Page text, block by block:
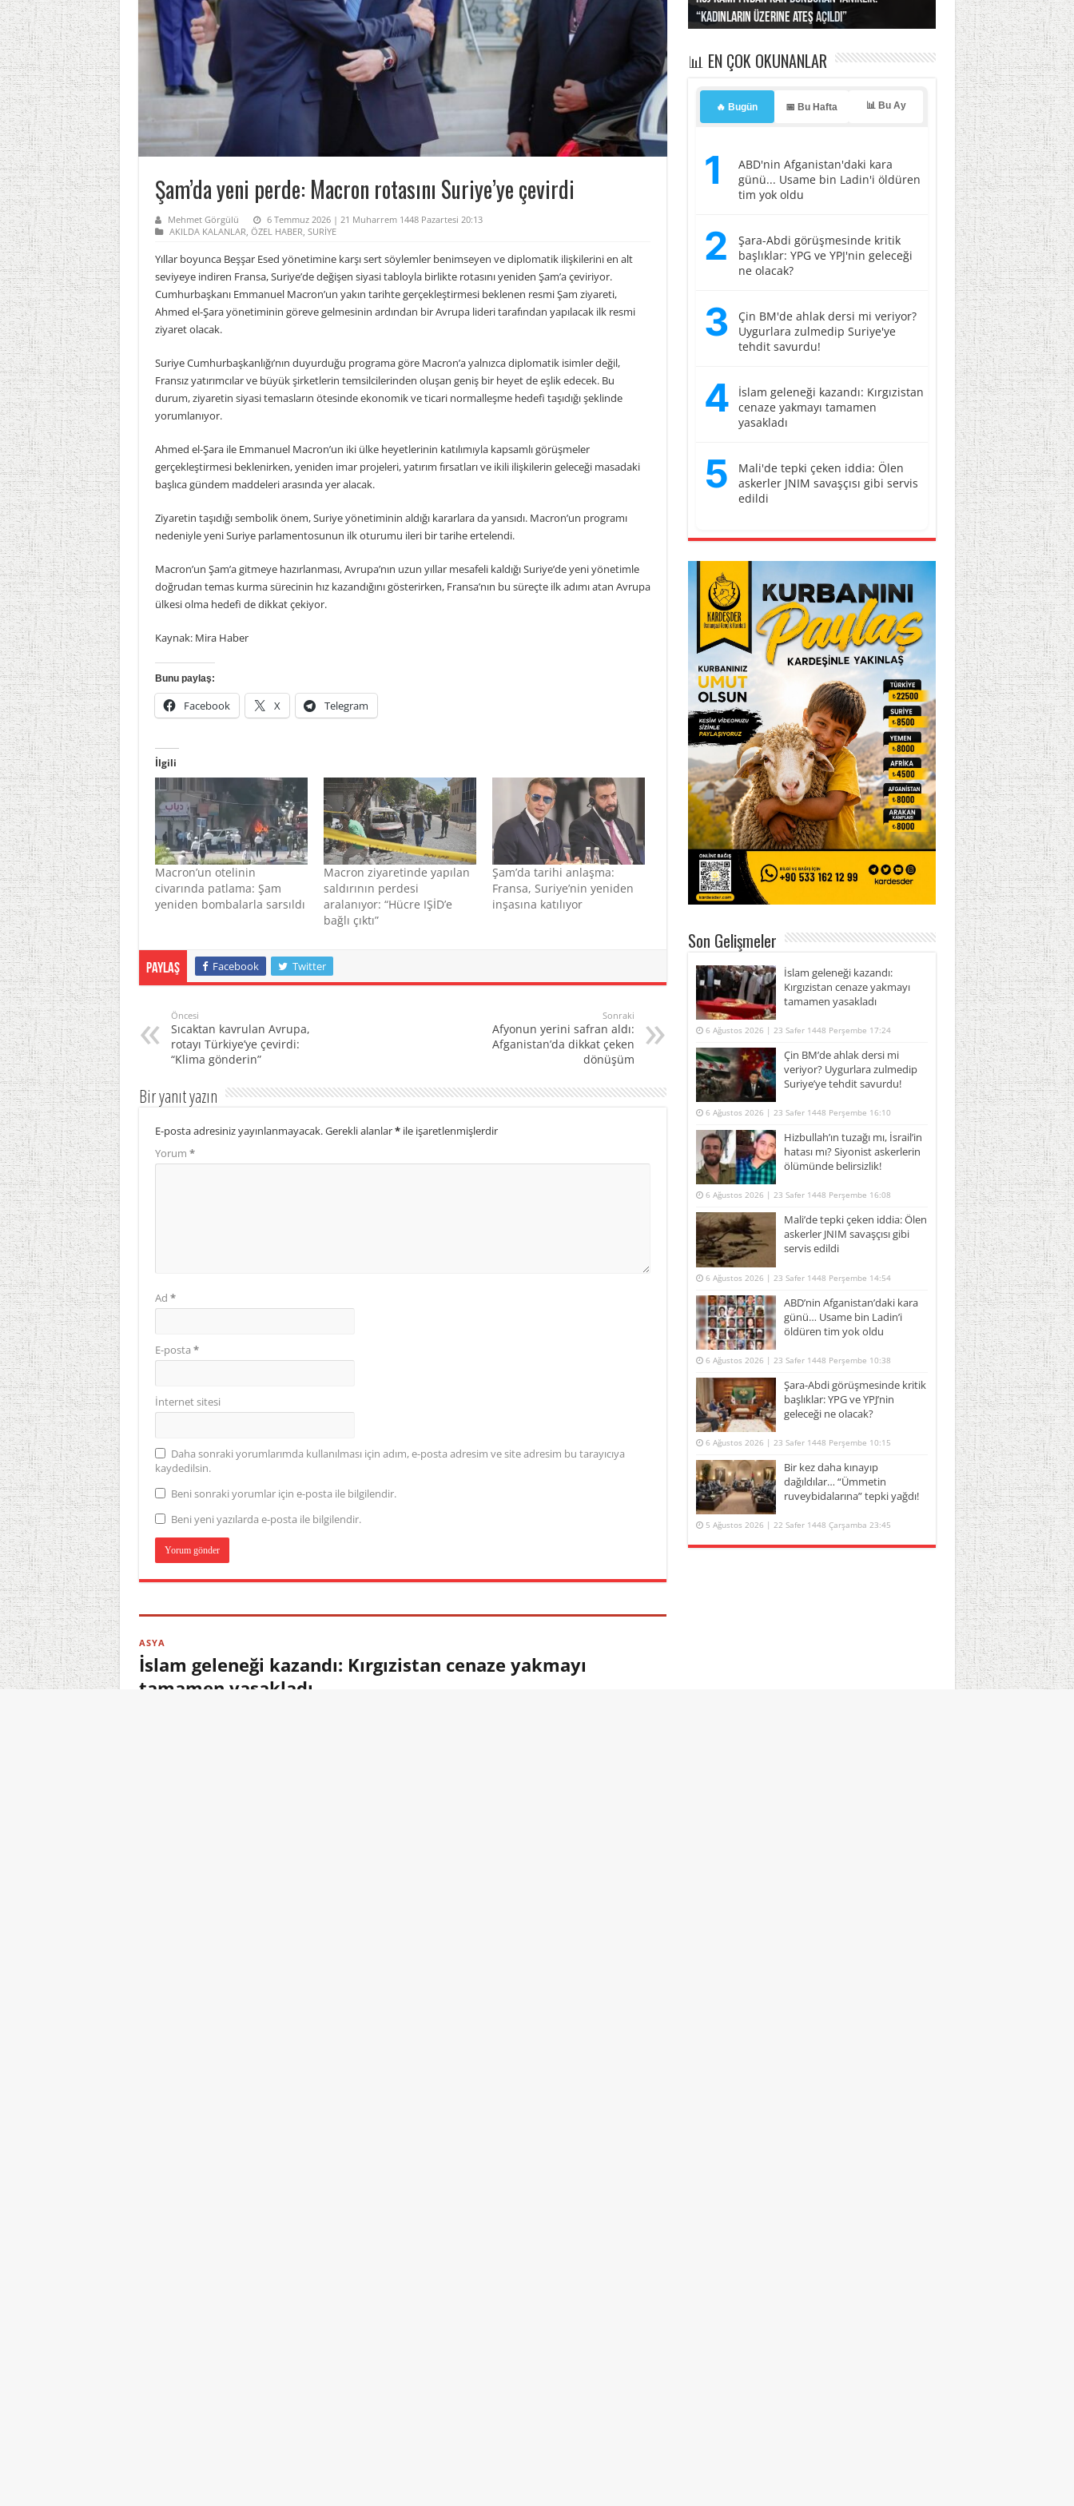
Şam’da yeni perde: Macron rotasını Suriye’ye çevirdi
Mehmet Görgülü
6 Temmuz 2026 | 21 Muharrem 1448 Pazartesi 20:13
AKILDA KALANLAR, ÖZEL HABER, SURİYE
Yıllar boyunca Beşşar Esed yönetimine karşı sert söylemler benimseyen ve diplomatik ilişkilerini en alt
seviyeye indiren Fransa, Suriye’de değişen siyasi tabloyla birlikte rotasını yeniden Şam’a çeviriyor.
Cumhurbaşkanı Emmanuel Macron’un yakın tarihte gerçekleştirmesi beklenen resmi Şam ziyareti,
Ahmed el-Şara yönetiminin göreve gelmesinin ardından bir Avrupa lideri tarafından yapılacak ilk resmi
ziyaret olacak.
Suriye Cumhurbaşkanlığı’nın duyurduğu programa göre Macron’a yalnızca diplomatik isimler değil,
Fransız yatırımcılar ve büyük şirketlerin temsilcilerinden oluşan geniş bir heyet de eşlik edecek. Bu
durum, ziyaretin siyasi temasların ötesinde ekonomik ve ticari normalleşme hedefi taşıdığı şeklinde
yorumlanıyor.
Ahmed el-Şara ile Emmanuel Macron’un iki ülke heyetlerinin katılımıyla kapsamlı görüşmeler
gerçekleştirmesi beklenirken, yeniden imar projeleri, yatırım fırsatları ve ikili ilişkilerin geleceği masadaki
başlıca gündem maddeleri arasında yer alacak.
Ziyaretin taşıdığı sembolik önem, Suriye yönetiminin aldığı kararlara da yansıdı. Macron’un programı
nedeniyle yeni Suriye parlamentosunun ilk oturumu ileri bir tarihe ertelendi.
Macron’un Şam’a gitmeye hazırlanması, Avrupa’nın uzun yıllar mesafeli kaldığı Suriye’de yeni yönetimle
doğrudan temas kurma sürecinin hız kazandığını gösterirken, Fransa’nın bu süreçte ilk adımı atan Avrupa
ülkesi olma hedefi de dikkat çekiyor.
Kaynak: Mira Haber
Bunu paylaş:
Facebook X Telegram
İlgili
Macron’un otelinin
civarında patlama: Şam
yeniden bombalarla sarsıldı
Macron ziyaretinde yapılan
saldırının perdesi
aralanıyor: “Hücre IŞİD’e
bağlı çıktı”
Şam’da tarihi anlaşma:
Fransa, Suriye’nin yeniden
inşasına katılıyor
Paylaş Facebook Twitter
Öncesi
Sıcaktan kavrulan Avrupa,
rotayı Türkiye’ye çevirdi:
“Klima gönderin”
Sonraki
Afyonun yerini safran aldı:
Afganistan’da dikkat çeken
dönüşüm
Bir yanıt yazın
E-posta adresiniz yayınlanmayacak.Gerekli alanlar*ile işaretlenmişlerdir
Yorum *
Ad *
E-posta *
İnternet sitesi
Daha sonraki yorumlarımda kullanılması için adım, e-posta adresim ve site adresim bu tarayıcıya
kaydedilsin.
Beni sonraki yorumlar için e-posta ile bilgilendir.
Beni yeni yazılarda e-posta ile bilgilendir.
ASYA
İslam geleneği kazandı: Kırgızistan cenaze yakmayı
tamamen yasakladı
“Kadınların üzerine ateş açıldı”
yaptı… İsrail’in “timsah” planına fren!
kayıtlar başladı
basıldı, kabus yaşatıldı!
siviller hedef oldu!
📊 EN ÇOK OKUNANLAR
🔥 Bugün 📅 Bu Hafta 📊 Bu Ay
1
ABD'nin Afganistan'daki kara
günü... Usame bin Ladin'i öldüren
tim yok oldu
2
Şara-Abdi görüşmesinde kritik
başlıklar: YPG ve YPJ'nin geleceği
ne olacak?
3
Çin BM'de ahlak dersi mi veriyor?
Uygurlara zulmedip Suriye'ye
tehdit savurdu!
4
İslam geleneği kazandı: Kırgızistan
cenaze yakmayı tamamen
yasakladı
5
Mali'de tepki çeken iddia: Ölen
askerler JNIM savaşçısı gibi servis
edildi
Son Gelişmeler
İslam geleneği kazandı:
Kırgızistan cenaze yakmayı
tamamen yasakladı
6 Ağustos 2026 | 23 Safer 1448 Perşembe 17:24
Çin BM’de ahlak dersi mi
veriyor? Uygurlara zulmedip
Suriye’ye tehdit savurdu!
6 Ağustos 2026 | 23 Safer 1448 Perşembe 16:10
Hizbullah’ın tuzağı mı, İsrail’in
hatası mı? Siyonist askerlerin
ölümünde belirsizlik!
6 Ağustos 2026 | 23 Safer 1448 Perşembe 16:08
Mali’de tepki çeken iddia: Ölen
askerler JNIM savaşçısı gibi
servis edildi
6 Ağustos 2026 | 23 Safer 1448 Perşembe 14:54
ABD’nin Afganistan’daki kara
günü… Usame bin Ladin’i
öldüren tim yok oldu
6 Ağustos 2026 | 23 Safer 1448 Perşembe 10:38
Şara-Abdi görüşmesinde kritik
başlıklar: YPG ve YPJ’nin
geleceği ne olacak?
6 Ağustos 2026 | 23 Safer 1448 Perşembe 10:15
Bir kez daha kınayıp
dağıldılar… “Ümmetin
ruveybidalarına” tepki yağdı!
5 Ağustos 2026 | 22 Safer 1448 Çarşamba 23:45